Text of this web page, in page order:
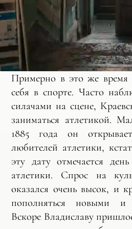
Примерно в это же время
себя в спорте. Часто
силачами на сцене,
заниматься атлетикой.
1885 года он
любителей атлетики,
эту дату отмечается
атлетики. Спрос на
оказался очень высок, и
пополняться новыми
Вскоре Владиславу